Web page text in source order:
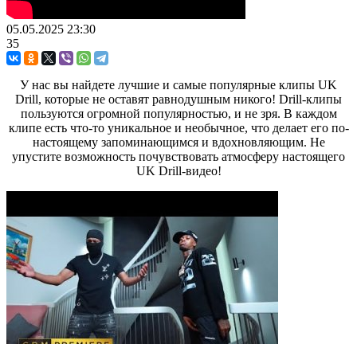
05.05.2025 23:30
35
У нас вы найдете лучшие и самые популярные клипы UK
Drill, которые не оставят равнодушным никого! Drill-клипы
пользуются огромной популярностью, и не зря. В каждом
клипе есть что-то уникальное и необычное, что делает его по-
настоящему запоминающимся и вдохновляющим. Не
упустите возможность почувствовать атмосферу настоящего
UK Drill-видео!